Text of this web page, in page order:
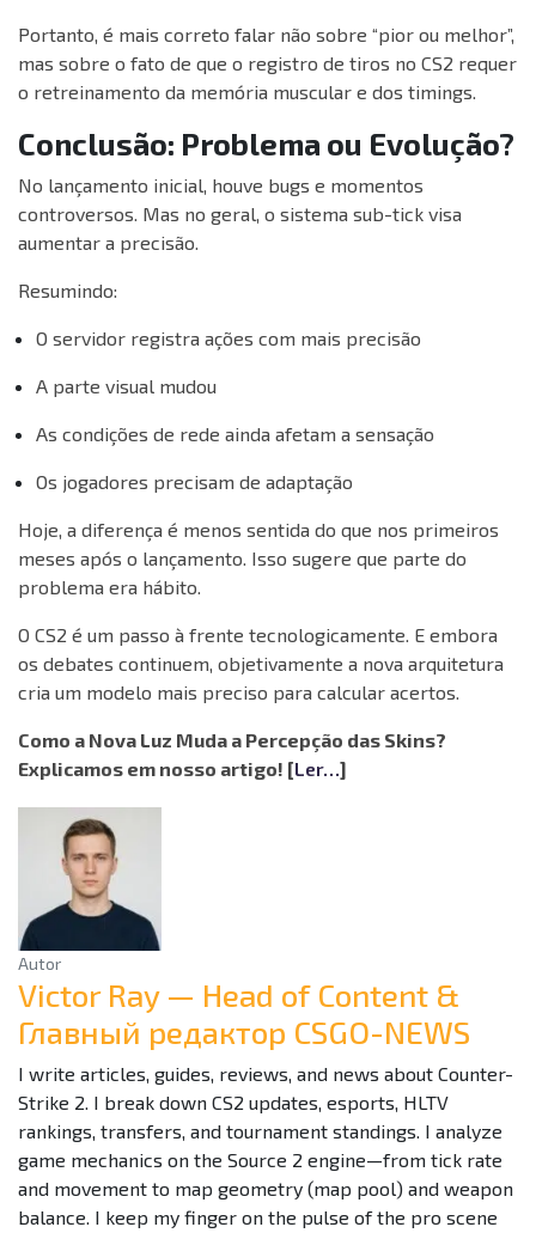
Portanto, é mais correto falar não sobre “pior ou melhor”,
mas sobre o fato de que o registro de tiros no CS2 requer
o retreinamento da memória muscular e dos timings.
Conclusão: Problema ou Evolução?
No lançamento inicial, houve bugs e momentos
controversos. Mas no geral, o sistema sub-tick visa
aumentar a precisão.
Resumindo:
O servidor registra ações com mais precisão
A parte visual mudou
As condições de rede ainda afetam a sensação
Os jogadores precisam de adaptação
Hoje, a diferença é menos sentida do que nos primeiros
meses após o lançamento. Isso sugere que parte do
problema era hábito.
O CS2 é um passo à frente tecnologicamente. E embora
os debates continuem, objetivamente a nova arquitetura
cria um modelo mais preciso para calcular acertos.
Como a Nova Luz Muda a Percepção das Skins?
Explicamos em nosso artigo! [Ler…]
Autor
Victor Ray — Head of Content &
Главный редактор CSGO-NEWS
I write articles, guides, reviews, and news about Counter-
Strike 2. I break down CS2 updates, esports, HLTV
rankings, transfers, and tournament standings. I analyze
game mechanics on the Source 2 engine—from tick rate
and movement to map geometry (map pool) and weapon
balance. I keep my finger on the pulse of the pro scene